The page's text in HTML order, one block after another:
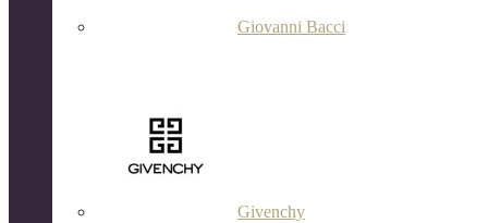
Giovanni Bacci
Givenchy